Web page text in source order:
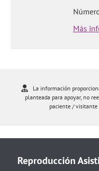
Más
La información
planteada para apoyar, no
paciente / visitante
Reproducción